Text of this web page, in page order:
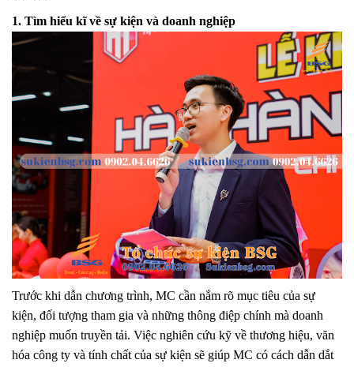
1. Tìm hiểu kĩ về sự kiện và doanh nghiệp
Trước khi dẫn chương trình, MC cần nắm rõ mục tiêu của sự
kiện, đối tượng tham gia và những thông điệp chính mà doanh
nghiệp muốn truyền tải. Việc nghiên cứu kỹ về thương hiệu, văn
hóa công ty và tính chất của sự kiện sẽ giúp MC có cách dẫn dắt